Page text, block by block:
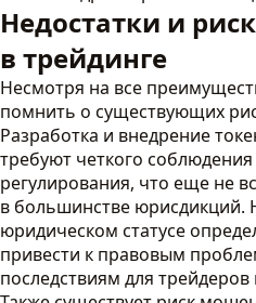
Недостатки и
в трейдинге
Несмотря на все
помнить о существующих
Разработка и внедрение
требуют четкого
регулирования, что еще не
в большинстве юрисдикций.
юридическом статусе
привести к правовым
последствиям для трейдеров